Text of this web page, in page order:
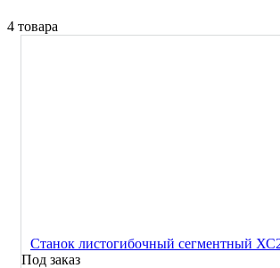
4 товара
Станок листогибочный сегментный
Под заказ